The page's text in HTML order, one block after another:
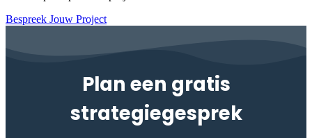
Bespreek Jouw Project
Plan een gratis
strategiegesprek